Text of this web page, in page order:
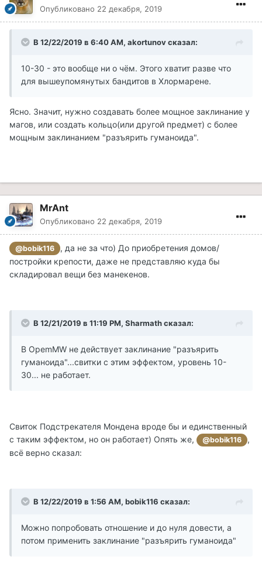
Опубликовано 22 декабря, 2019
В 12/22/2019 в 6:40 AM, akortunov сказал:
10-30 - это вообще ни о чём. Этого хватит разве что
для вышеупомянутых бандитов в Хлормарене.
Ясно. Значит, нужно создавать более мощное заклинание у
магов, или создать кольцо(или другой предмет) с более
мощным заклинанием "разъярить гуманоида".
MrAnt
Опубликовано 22 декабря, 2019
@bobik116
, да не за что) До приобретения домов/
постройки крепости, даже не представляю куда бы
складировал вещи без манекенов.
В 12/21/2019 в 11:19 PM, Sharmath сказал:
В OpemMW не действует заклинание "разъярить
гуманоида"...свитки с этим эффектом, уровень 10-
30... не работает.
Свиток Подстрекателя Мондена вроде бы и единственный
с таким эффектом, но он работает) Опять же,
@bobik116
,
всё верно сказал:
В 12/22/2019 в 1:56 AM, bobik116 сказал:
Можно попробовать отношение и до нуля довести, а
потом применить заклинание "разъярить гуманоида"